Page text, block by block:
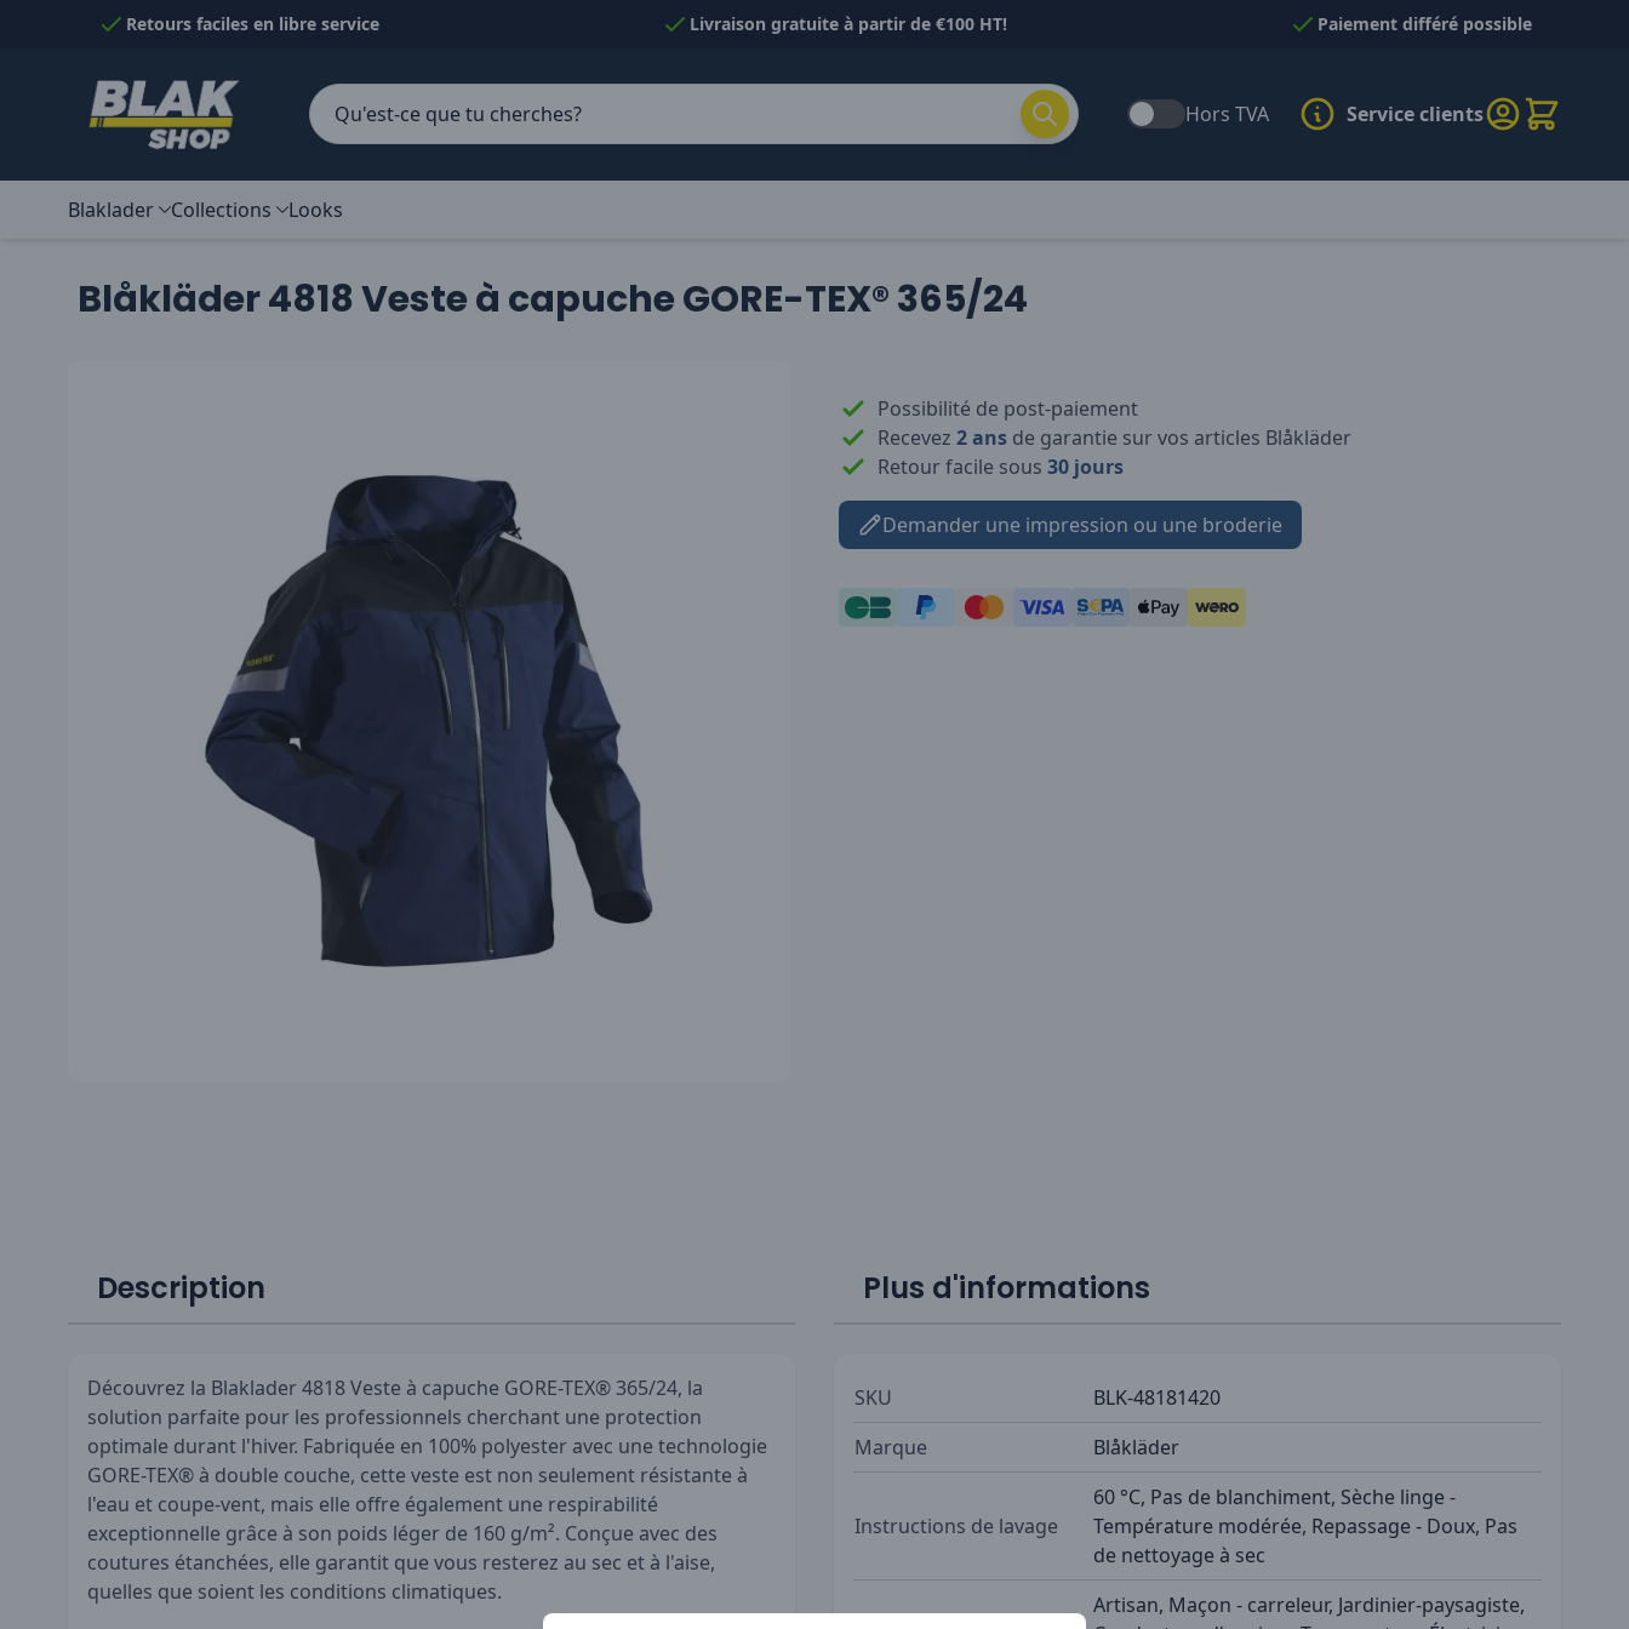
Passer au contenuRetours faciles en libre service Livraison gratuite à partir de €100 HT! Paiement différé possible
Hors TVA Service clients
Blaklader Collections Looks
Blåkläder 4818 Veste à capuche GORE-TEX® 365/24
Possibilité de post-paiement
Recevez 2 ans de garantie sur vos articles Blåkläder
Retour facile sous 30 jours
Demander une impression ou une broderie
Description
Découvrez la Blaklader 4818 Veste à capuche GORE-TEX® 365/24, la
solution parfaite pour les professionnels cherchant une protection
optimale durant l'hiver. Fabriquée en 100% polyester avec une technologie
GORE-TEX® à double couche, cette veste est non seulement résistante à
l'eau et coupe-vent, mais elle offre également une respirabilité
exceptionnelle grâce à son poids léger de 160 g/m². Conçue avec des
coutures étanchées, elle garantit que vous resterez au sec et à l'aise,
quelles que soient les conditions climatiques.
Plus d'informations
SKU
BLK-48181420
Marque
Blåkläder
Instructions de lavage
60 °C, Pas de blanchiment, Sèche linge -
Température modérée, Repassage - Doux, Pas
de nettoyage à sec
Artisan, Maçon - carreleur, Jardinier-paysagiste,